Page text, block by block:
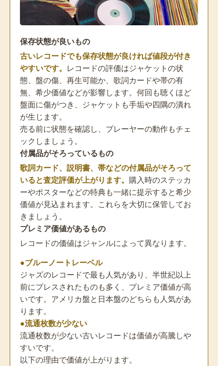
保存状態が良いもの
古いレコードでも保存状態が良ければ値段が付き
やすいです。 レコードの評価はジャケットの状
態、盤の傷、再生可能か、歌詞カードや帯の有
無、希少価値などが影響します。何回も聴くほど
盤面に傷がつき、ジャケットも手垢や四隅の潰れ
が生じます。
売る前に状態を確認し、プレーヤーの動作もチェ
ックしましょう。
付属品がそろっているもの
歌詞カード、説明書、帯などの付属品がそろって
いると査定評価が上がります。 購入時のステッカ
ーやポスターなどの特典も一緒に提示すると希少
価値が見込まれます。これらを大切に保管してお
きましょう。
プレミア価値があるもの
レコードの価値はジャンルによって異なります。
●ブルーノートレーベル
ジャズのレコードで最も人気があり、半世紀以上
前にプレスされたものも多く、プレミア価値が高
いです。アメリカ盤と日本盤のどちらも人気があ
ります。
●流通枚数が少ない
流通枚数が少ない古いレコードは価値が高騰しや
すいです。
以下の理由で価値が上がります。